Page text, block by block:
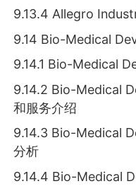
9.13.4 Allegro
9.14 Bio-Medical
9.14.1 Bio-Medical
9.14.2 Bio-Medical
和服务介绍
9.14.3 Bio-Medical
分析
9.14.4 Bio-Medical